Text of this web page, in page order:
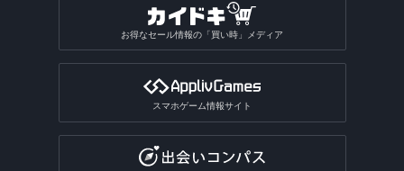
お得なセール情報の「買い時」メディア
スマホゲーム情報サイト